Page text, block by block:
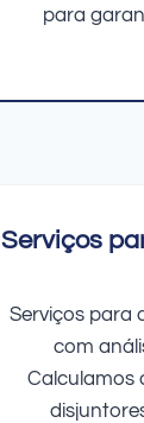
para
Serviços
Serviços para
com
Calculamos